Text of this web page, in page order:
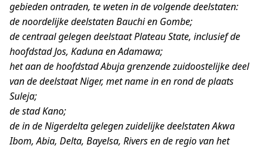
gebieden ontraden, te weten in de volgende deelstaten:
de noordelijke deelstaten Bauchi en Gombe;
de centraal gelegen deelstaat Plateau State, inclusief de
hoofdstad Jos, Kaduna en Adamawa;
het aan de hoofdstad Abuja grenzende zuidoostelijke deel
van de deelstaat Niger, met name in en rond de plaats
Suleja;
de stad Kano;
de in de Nigerdelta gelegen zuidelijke deelstaten Akwa
Ibom, Abia, Delta, Bayelsa, Rivers en de regio van het